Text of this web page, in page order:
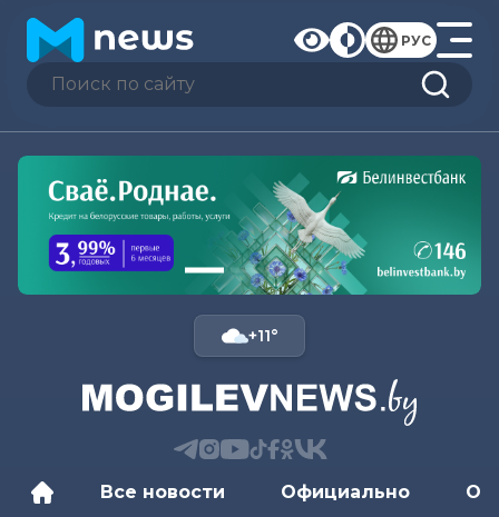
РУС
+11°
Все новости Официально